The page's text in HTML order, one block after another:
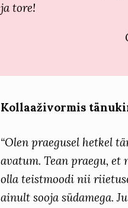
ja tore!
Kollaaživormis
“Olen praegusel hetkel
avatum. Tean praegu, et
olla teistmoodi nii
ainult sooja südamega.